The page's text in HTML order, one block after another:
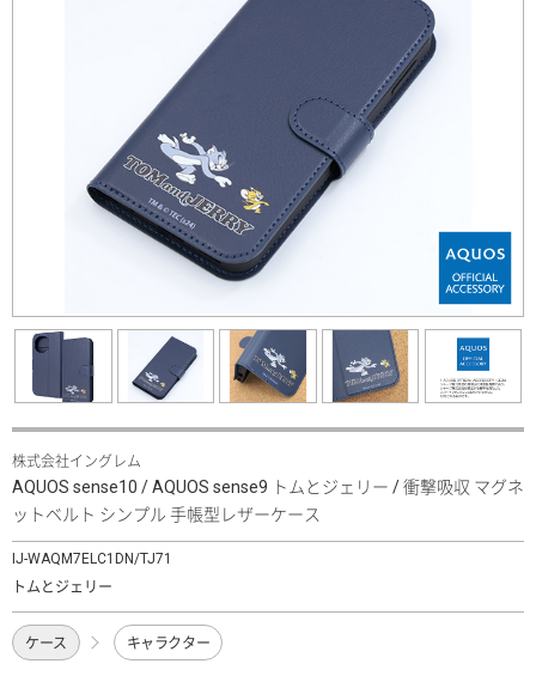
株式会社イングレム
AQUOS sense10 / AQUOS sense9 トムとジェリー / 衝撃吸収 マグネ
ットベルト シンプル 手帳型レザーケース
IJ-WAQM7ELC1DN/TJ71
トムとジェリー
ケース キャラクター